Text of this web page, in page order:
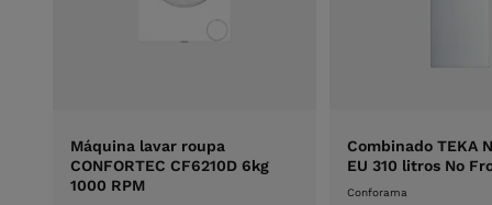
Máquina lavar roupa
CONFORTEC CF6210D 6kg
1000 RPM
Combinado TEKA
EU 310 litros No
Conforama